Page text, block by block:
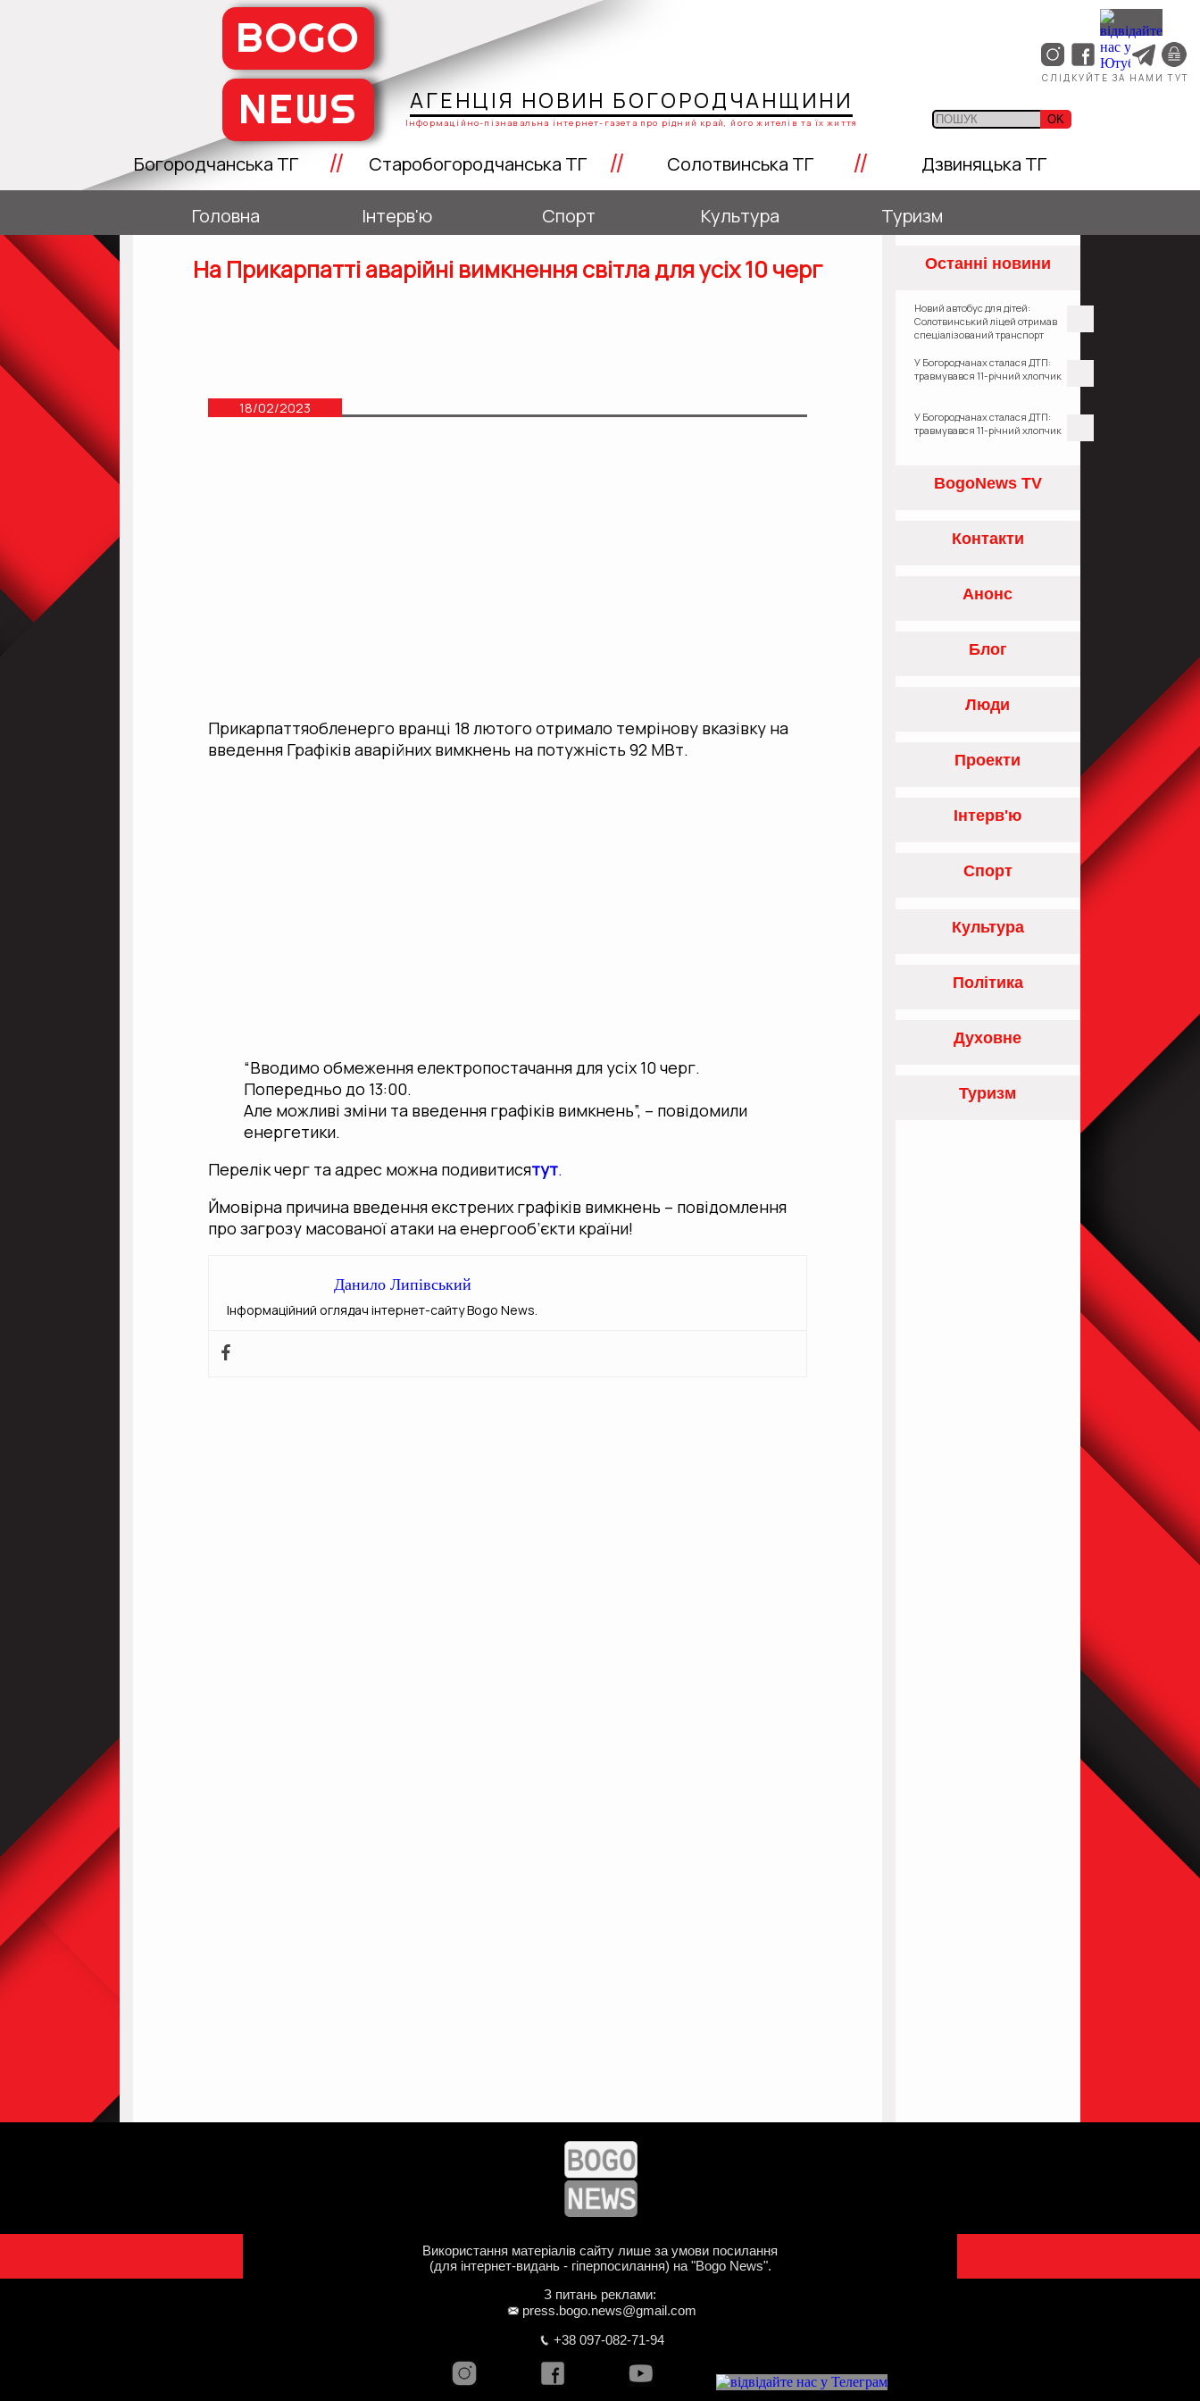
СЛІДКУЙТЕ ЗА НАМИ ТУТ
АГЕНЦІЯ НОВИН БОГОРОДЧАНЩИНИ
Інформаційно-пізнавальна інтернет-газета про рідний край, його жителів та їх життя OK
BOGO
NEWS
Богородчанська ТГ // Старобогородчанська ТГ // Солотвинська ТГ // Дзвиняцька ТГ
Головна Інтерв'ю Спорт Культура Туризм
На Прикарпатті аварійні вимкнення світла для усіх 10 черг
18/02/2023
Прикарпаттяобленерго вранці 18 лютого отримало темрінову вказівку на
введення Графіків аварійних вимкнень на потужність 92 МВт.
“Вводимо обмеження електропостачання для усіх 10 черг.
Попередньо до 13:00.
Але можливі зміни та введення графіків вимкнень”, – повідомили
енергетики.
Перелік черг та адрес можна подивитисятут.
Ймовірна причина введення екстрених графіків вимкнень – повідомлення
про загрозу масованої атаки на енергооб’єкти країни!
Данило Липівський
Інформаційний оглядач інтернет-сайту Bogo News.
Останні новини
Новий автобус для дітей:
Солотвинський ліцей отримав
спеціалізований транспорт
У Богородчанах сталася ДТП:
травмувався 11-річний хлопчик
У Богородчанах сталася ДТП:
травмувався 11-річний хлопчик
BogoNews TV
Контакти
Анонс
Блог
Люди
Проекти
Інтерв'ю
Спорт
Культура
Політика
Духовне
Туризм
Використання матеріалів сайту лише за умови посилання
(для інтернет-видань - гіперпосилання) на "Bogo News".
З питань реклами:
press.bogo.news@gmail.com
+38 097-082-71-94